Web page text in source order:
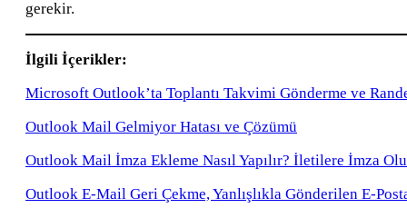
gerekir.
İlgili İçerikler:
Microsoft Outlook’ta Toplantı Takvimi Gönderme ve
Outlook Mail Gelmiyor Hatası ve Çözümü
Outlook Mail İmza Ekleme Nasıl Yapılır? İletilere İmza
Outlook E-Mail Geri Çekme, Yanlışlıkla Gönderilen E-